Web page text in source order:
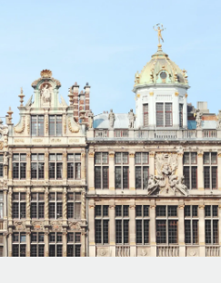
partout dans le monde
complexes liées à l’emploi
de travail en toute simplicité
pour votre équipe
pour les RH et la
pleine croissance
avec des solutions RH sur
disponibles et les vitesses de
internationaux